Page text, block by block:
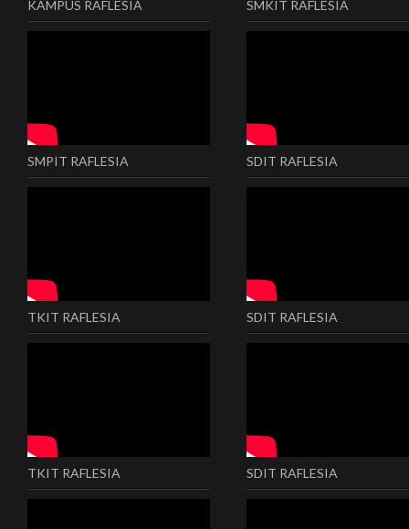
KAMPUS RAFLESIA
SMPIT RAFLESIA
TKIT RAFLESIA
TKIT RAFLESIA
SMKIT RAFLESIA
SDIT RAFLESIA
SDIT RAFLESIA
SDIT RAFLESIA